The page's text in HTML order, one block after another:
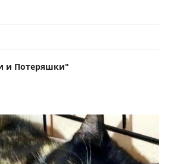
и Потеряшки"